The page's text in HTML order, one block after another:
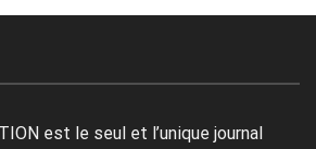
est le seul et l’unique journal